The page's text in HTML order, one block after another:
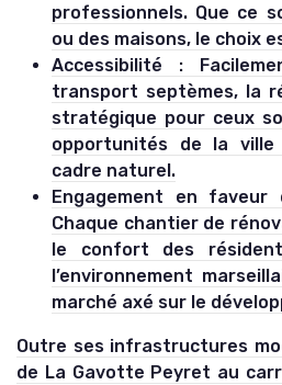
professionnels. Que ce
ou des maisons, le choix
Accessibilité :
transport septèmes, la
stratégique pour ceux
opportunités de la
cadre naturel.
Engagement en
Chaque chantier de
le confort des
l’environnement
marché axé sur le
Outre ses infrastructures
de La Gavotte Peyret au